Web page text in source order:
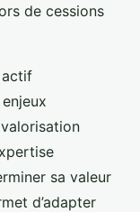
de cessions
actif
sa valeur
d’adapter